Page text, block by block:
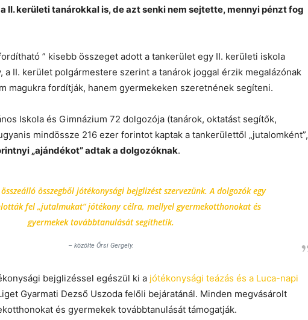
II. kerületi tanárokkal is, de azt senki nem sejtette, mennyi pénzt fog
” kisebb összeget adott a tankerület egy II. kerületi iskola
a II. kerület polgármestere szerint a tanárok joggal érzik megalázónak
magukra fordítják, hanem gyermekeken szeretnének segíteni.
Iskola és Gimnázium 72 dolgozója (tanárok, oktatást segítők,
mindössze 216 ezer forintot kaptak a tankerülettől „jutalomként”,
„ajándékot” adtak a dolgozóknak.
összegből jótékonysági bejglizést szervezünk. A dolgozók egy
fel „jutalmukat” jótékony célra, mellyel gyermekotthonokat és
gyermekek továbbtanulását segíthetik.
– közölte Őrsi Gergely.
bejglizéssel egészül ki a jótékonysági teázás és a Luca-napi
Gyarmati Dezső Uszoda felőli bejáratánál. Minden megvásárolt
és gyermekek továbbtanulását támogatják.